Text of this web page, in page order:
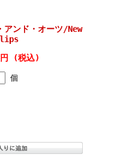
ンド・オーツ/New
(税込)
個